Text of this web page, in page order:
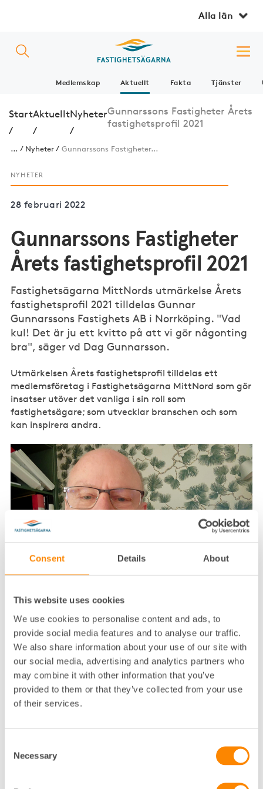
Consent Details About
This website uses cookies
We use cookies to personalise content and ads, to
provide social media features and to analyse our traffic.
We also share information about your use of our site with
our social media, advertising and analytics partners who
may combine it with other information that you’ve
provided to them or that they’ve collected from your use
of their services.
Selection
Necessary
Alla län
Medlemskap Aktuellt Fakta Tjänster
Start
/
Aktuellt
/
Nyheter
/
Gunnarssons Fastigheter Årets
fastighetsprofil 2021
... Nyheter Gunnarssons Fastigheter...
NYHETER
28 februari 2022
Gunnarssons Fastigheter
Årets fastighetsprofil 2021
Fastighetsägarna MittNords utmärkelse Årets
fastighetsprofil 2021 tilldelas Gunnar
Gunnarssons Fastighets AB i Norrköping. "Vad
kul! Det är ju ett kvitto på att vi gör någonting
bra", säger vd Dag Gunnarsson.
Utmärkelsen Årets fastighetsprofil tilldelas ett
medlemsföretag i Fastighetsägarna MittNord som gör
insatser utöver det vanliga i sin roll som
fastighetsägare; som utvecklar branschen och som
kan inspirera andra.
2021 års utmärkelse tilldelas
Gunnar Gunnarssons Fastighets ABi Norrköping, med
motiveringen "Ägarlägenheter är ännu är en liten
men mycket spännande och attraktiv boendeform
som främjar behoven av blandade upplåtelseformer
på bostadsmarknaden. Redan tidigt då
ägarlägenheter introducerades har årets
fastighetsprofil initierat byggnation för en av Sveriges
första fastigheter med ägarlägenheter. 2011
man sedan spridit till fler orter. För sitt engagemang
och sin uthållighet samt för sin öppenhet för nya